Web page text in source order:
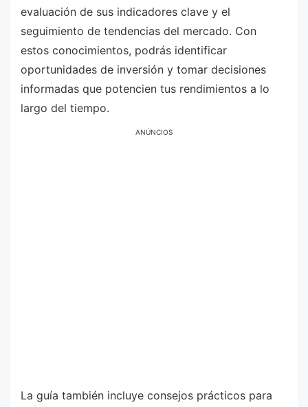
evaluación de sus indicadores clave y el
seguimiento de tendencias del mercado. Con
estos conocimientos, podrás identificar
oportunidades de inversión y tomar decisiones
informadas que potencien tus rendimientos a lo
largo del tiempo.
ANÚNCIOS
La guía también incluye consejos prácticos para